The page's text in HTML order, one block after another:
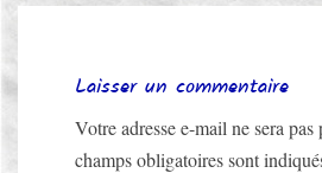
Laisser un commentaire
Votre adresse e-mail ne sera pas
champs obligatoires sont